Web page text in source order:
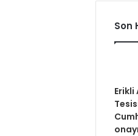
Son
Erikli
onayı